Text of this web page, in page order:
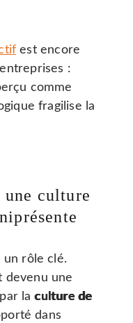
est encore
:
comme
fragilise la
une culture
rôle clé.
devenu une
laculture de
dans